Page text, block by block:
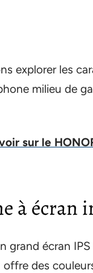
explorer les
milieu de
sur le
à écran
grand écran
offre des